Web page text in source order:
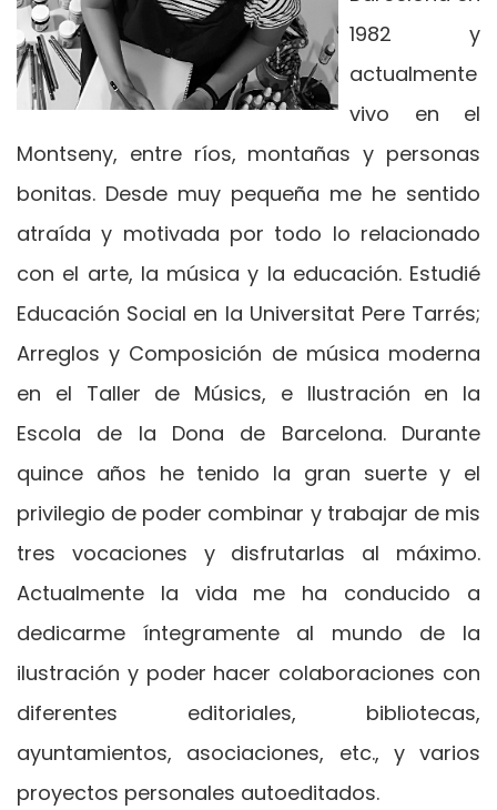
1982 y
actualmente
vivo en el
Montseny, entre ríos, montañas y personas
bonitas. Desde muy pequeña me he sentido
atraída y motivada por todo lo relacionado
con el arte, la música y la educación. Estudié
Educación Social en la Universitat Pere Tarrés;
Arreglos y Composición de música moderna
en el Taller de Músics, e Ilustración en la
Escola de la Dona de Barcelona. Durante
quince años he tenido la gran suerte y el
privilegio de poder combinar y trabajar de mis
tres vocaciones y disfrutarlas al máximo.
Actualmente la vida me ha conducido a
dedicarme íntegramente al mundo de la
ilustración y poder hacer colaboraciones con
diferentes editoriales, bibliotecas,
ayuntamientos, asociaciones, etc., y varios
proyectos personales autoeditados.